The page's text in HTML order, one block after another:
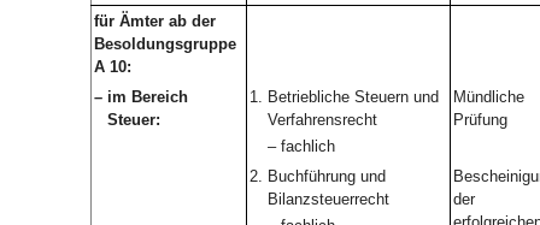
für Ämter ab der
Besoldungsgruppe
A 10:
– im Bereich
Steuer:
1. Betriebliche Steuern und
Verfahrensrecht
– fachlich
Mündliche
Prüfung
2. Buchführung und
Bilanzsteuerrecht
der